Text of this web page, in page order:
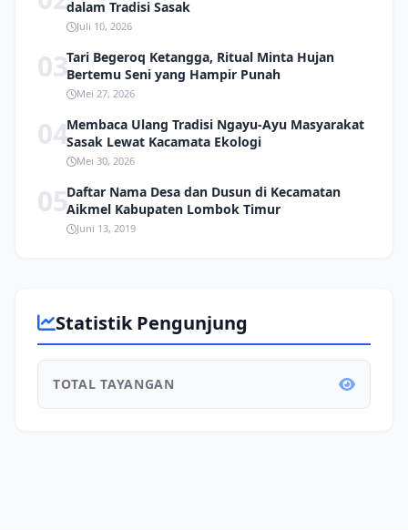
dalam Tradisi Sasak
Juli 10, 2026
03Tari Begeroq Ketangga, Ritual Minta Hujan
Bertemu Seni yang Hampir Punah
Mei 27, 2026
04Membaca Ulang Tradisi Ngayu-Ayu Masyarakat
Sasak Lewat Kacamata Ekologi
Mei 30, 2026
05Daftar Nama Desa dan Dusun di Kecamatan
Aikmel Kabupaten Lombok Timur
Juni 13, 2019
Statistik Pengunjung
TOTAL TAYANGAN